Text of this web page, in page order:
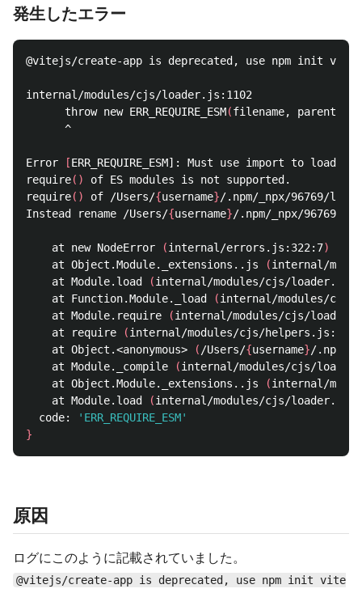
発生したエラー
@vitejs/create-app is deprecated, use npm init vite
internal/modules/cjs/loader.js:1102
      throw new ERR_REQUIRE_ESM
(filename,
      ^
Error [ERR_REQUIRE_ESM]: Must use import to load
require()
of ES modules is not supported.
require() of /Users/{username}/.npm/_npx/96769/lib/
Instead rename /Users/{username}/.npm/_npx/96769/
    at new NodeError
(internal/errors.js:322:7)
    at Object.Module._extensions..js
(internal/
    at Module.load
(internal/modules/cjs/
    at Function.Module._load
(internal/modules/cjs/
    at Module.require
(internal/modules/cjs/
    at require
(internal/modules/cjs/
    at Object.<anonymous>
( /Users/{username}/.npm/
    at Module._compile
(internal/modules/cjs/
    at Object.Module._extensions..js
(internal/
    at Module.load
(internal/modules/cjs/
  code:
'ERR_REQUIRE_ESM'
}
原因
ログにこのように記載されていました。
@vitejs/create-app is deprecated, use npm init vite